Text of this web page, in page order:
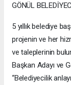
GÖNÜL
5 yıllık belediye
projenin ve her
ve taleplerinin
Başkan Adayı ve
“Belediyecilik